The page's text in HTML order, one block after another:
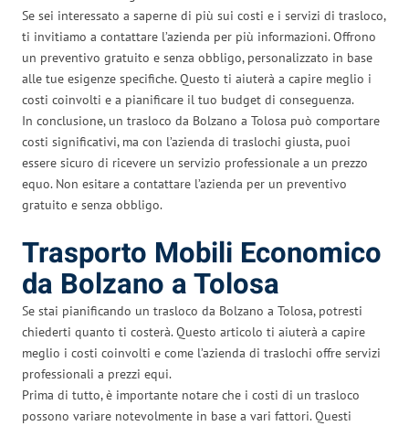
Se sei interessato a saperne di più sui costi e i servizi di trasloco,
ti invitiamo a contattare l’azienda per più informazioni. Offrono
un preventivo gratuito e senza obbligo, personalizzato in base
alle tue esigenze specifiche. Questo ti aiuterà a capire meglio i
costi coinvolti e a pianificare il tuo budget di conseguenza.
In conclusione, un trasloco da Bolzano a Tolosa può comportare
costi significativi, ma con l’azienda di traslochi giusta, puoi
essere sicuro di ricevere un servizio professionale a un prezzo
equo. Non esitare a contattare l’azienda per un preventivo
gratuito e senza obbligo.
Trasporto Mobili Economico
da Bolzano a Tolosa
Se stai pianificando un trasloco da Bolzano a Tolosa, potresti
chiederti quanto ti costerà. Questo articolo ti aiuterà a capire
meglio i costi coinvolti e come l’azienda di traslochi offre servizi
professionali a prezzi equi.
Prima di tutto, è importante notare che i costi di un trasloco
possono variare notevolmente in base a vari fattori. Questi